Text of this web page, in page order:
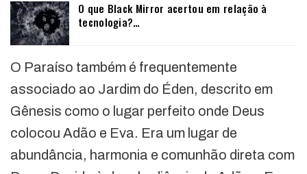
O que Black Mirror acertou em relação à
tecnologia?…
O Paraíso também é frequentemente
associado ao Jardim do Éden, descrito em
Gênesis como o lugar perfeito onde Deus
colocou Adão e Eva. Era um lugar de
abundância, harmonia e comunhão direta com